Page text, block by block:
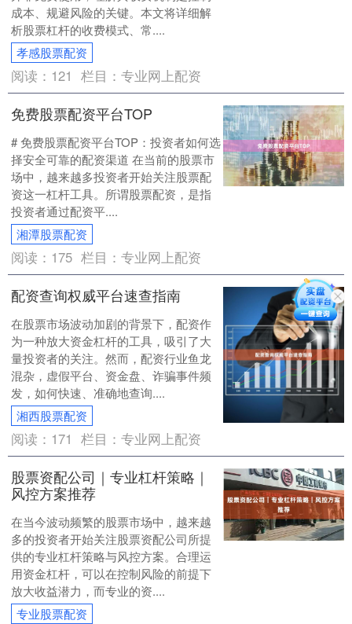
成本、规避风险的关键。本文将详细解
析股票杠杆的收费模式、常....
孝感股票配资
阅读： 121 栏目：专业网上配资
免费股票配资平台TOP
# 免费股票配资平台TOP：投资者如何选
择安全可靠的配资渠道 在当前的股票市
场中，越来越多投资者开始关注股票配
资这一杠杆工具。所谓股票配资，是指
投资者通过配资平....
湘潭股票配资
阅读： 175 栏目：专业网上配资
配资查询权威平台速查指南
在股票市场波动加剧的背景下，配资作
为一种放大资金杠杆的工具，吸引了大
量投资者的关注。然而，配资行业鱼龙
混杂，虚假平台、资金盘、诈骗事件频
发，如何快速、准确地查询....
湘西股票配资
阅读： 171 栏目：专业网上配资
股票资配公司｜专业杠杆策略｜
风控方案推荐
在当今波动频繁的股票市场中，越来越
多的投资者开始关注股票资配公司所提
供的专业杠杆策略与风控方案。合理运
用资金杠杆，可以在控制风险的前提下
放大收益潜力，而专业的资....
专业股票配资